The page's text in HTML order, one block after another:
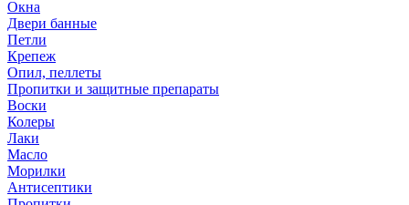
Окна
Двери банные
Петли
Крепеж
Опил, пеллеты
Пропитки и защитные препараты
Воски
Колеры
Лаки
Масло
Морилки
Антисептики